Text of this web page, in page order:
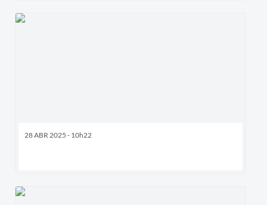
28 ABR 2025 - 10h22